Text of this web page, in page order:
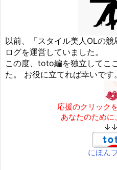
以前、「スタイル美人OLの
ログを運営していました。
この度、toto編を独立してこ
た。 お役に立てれば幸いです。
応援のクリック
あなたのために
にほん